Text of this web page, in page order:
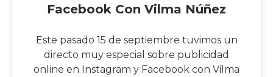
Facebook Con Vilma Núñez
Este pasado 15 de septiembre tuvimos un
directo muy especial sobre publicidad
online en Instagram y Facebook con Vilma